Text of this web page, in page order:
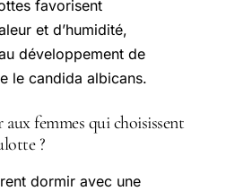
favorisent
et d’humidité,
développement de
le candida albicans.
aux femmes qui choisissent
?
dormir avec une